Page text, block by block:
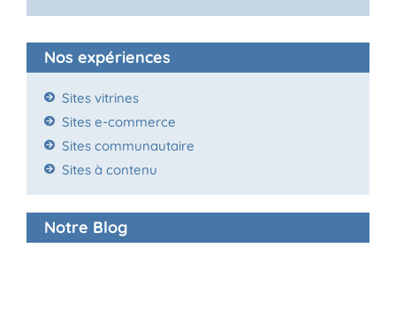
Nos expériences
Sites vitrines
Sites e-commerce
Sites communautaire
Sites à contenu
Notre Blog